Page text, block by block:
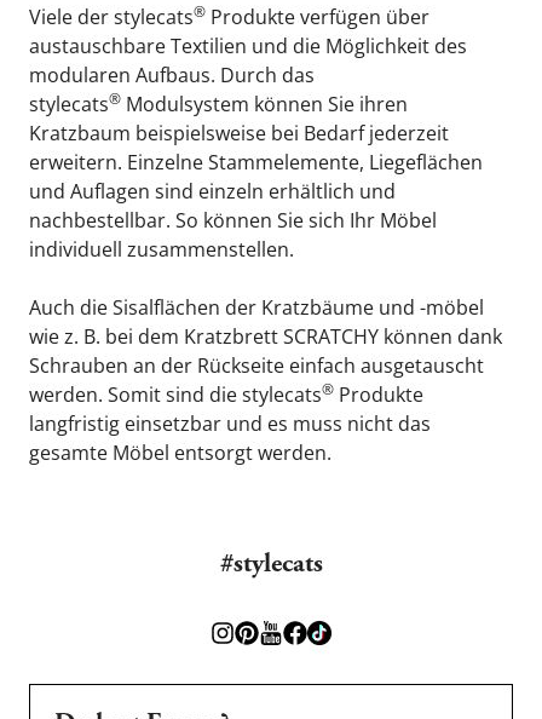
Viele der stylecats® Produkte verfügen über
austauschbare Textilien und die Möglichkeit des
stylecats® Modulsystem können Sie ihren
Kratzbaum beispielsweise bei Bedarf jederzeit
erweitern. Einzelne Stammelemente, Liegeflächen
und Auflagen sind einzeln erhältlich und
nachbestellbar. So können Sie sich Ihr Möbel
individuell zusammenstellen.
Auch die Sisalflächen der Kratzbäume und -möbel
wie z. B. bei dem Kratzbrett SCRATCHY können dank
Schrauben an der Rückseite einfach ausgetauscht
werden. Somit sind die stylecats® Produkte
langfristig einsetzbar und es muss nicht das
gesamte Möbel entsorgt werden.
#stylecats